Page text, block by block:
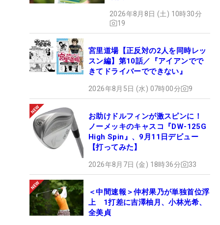
2026年8月8日 (土) 10時30分
19
宮里道場【正反対の2人を同時レッ
スン編】第10話／『アイアンでで
きてドライバーでできない』
2026年8月5日 (水) 07時00分 9
お助けドルフィンが激スピンに！
ノーメッキのキャスコ『DW-125G
High Spin』、9月11日デビュー
【打ってみた】
2026年8月7日 (金) 18時36分 33
＜中間速報＞仲村果乃が単独首位浮
上 1打差に吉澤柚月、小林光希、
全美貞